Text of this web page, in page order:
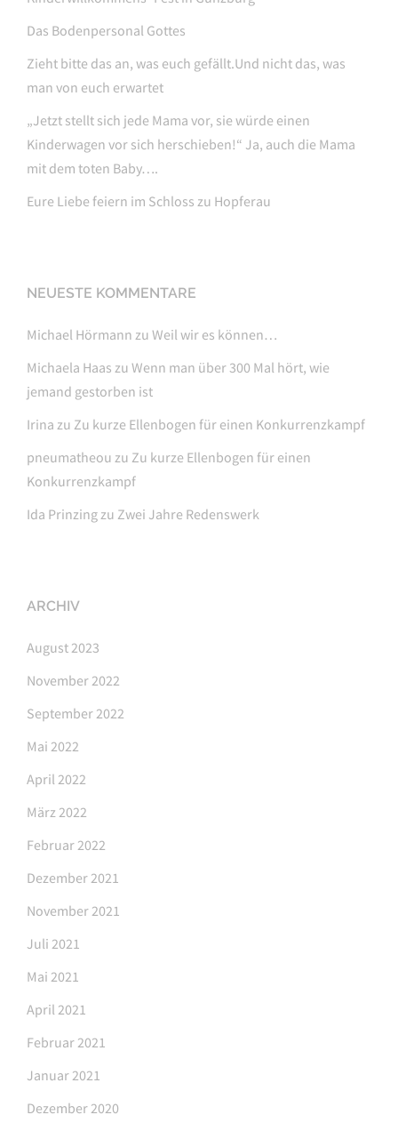
Das Bodenpersonal Gottes
Zieht bitte das an, was euch gefällt.Und nicht das, was
man von euch erwartet
„Jetzt stellt sich jede Mama vor, sie würde einen
Kinderwagen vor sich herschieben!“ Ja, auch die Mama
mit dem toten Baby….
Eure Liebe feiern im Schloss zu Hopferau
NEUESTE KOMMENTARE
Michael Hörmann zu Weil wir es können…
Michaela Haas zu Wenn man über 300 Mal hört, wie
jemand gestorben ist
Irina zu Zu kurze Ellenbogen für einen Konkurrenzkampf
pneumatheou zu Zu kurze Ellenbogen für einen
Konkurrenzkampf
Ida Prinzingzu Zwei Jahre Redenswerk
ARCHIV
August 2023
November 2022
September 2022
Mai 2022
April 2022
März 2022
Februar 2022
Dezember 2021
November 2021
Juli 2021
Mai 2021
April 2021
Februar 2021
Januar 2021
Dezember 2020